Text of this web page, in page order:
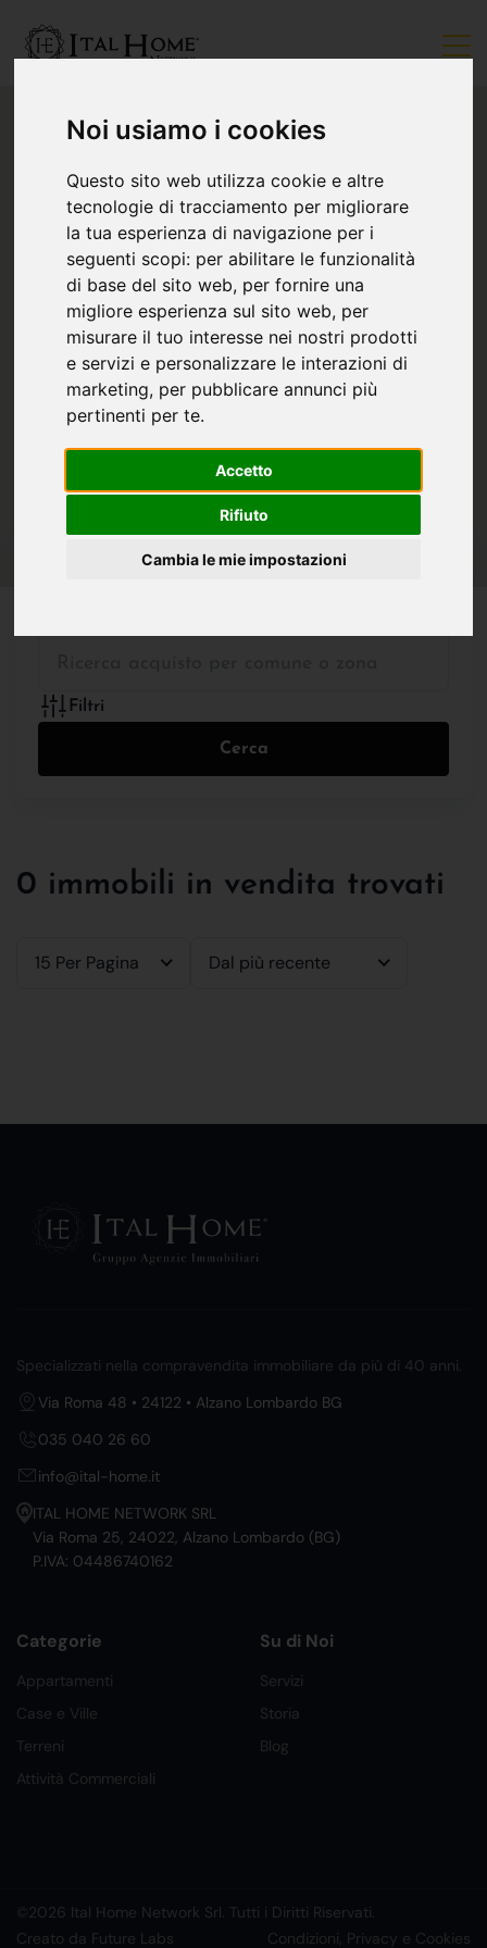
Noi usiamo i cookies
Questo sito web utilizza cookie e altre
tecnologie di tracciamento per migliorare
la tua esperienza di navigazione per i
seguenti scopi: per abilitare le funzionalità
di base del sito web, per fornire una
migliore esperienza sul sito web, per
misurare il tuo interesse nei nostri prodotti
e servizi e personalizzare le interazioni di
marketing, per pubblicare annunci più
pertinenti per te.
Accetto
Rifiuto
Cambia le mie impostazioni
Filtri
Cerca
0 immobili in vendita trovati
15 Per Pagina Dal più recente
Specializzati nella compravendita immobiliare da più di 40 anni.
Via Roma 48 • 24122 • Alzano Lombardo BG
035 040 26 60
info@ital-home.it
ITAL HOME NETWORK SRL
Via Roma 25, 24022, Alzano Lombardo (BG)
P.IVA: 04486740162
Categorie
Appartamenti
Case e Ville
Terreni
Attività Commerciali
Su di Noi
Servizi
Storia
Blog
©2026 Ital Home Network Srl. Tutti i Diritti Riservati.
Creato da Future Labs
Condizioni, Privacy e Cookies